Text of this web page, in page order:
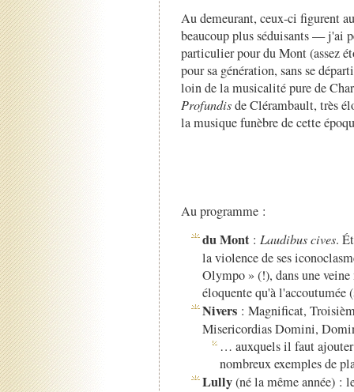
Au demeurant, ceux-ci figurent
beaucoup plus séduisants — j'ai
particulier pour du Mont (assez
pour sa génération, sans se
loin de la musicalité pure de
Profundisde Clérambault, très
la musique funèbre de cette
Au programme :
du Mont: Laudibus cives.
la violence de ses
Olympo » (!), dans une
éloquente qu'à l'accoutumée
Nivers: Magnificat,
Misericordias Domini,
… auxquels il faut ajouter
nombreux exemples de
Lully(né la même année) :